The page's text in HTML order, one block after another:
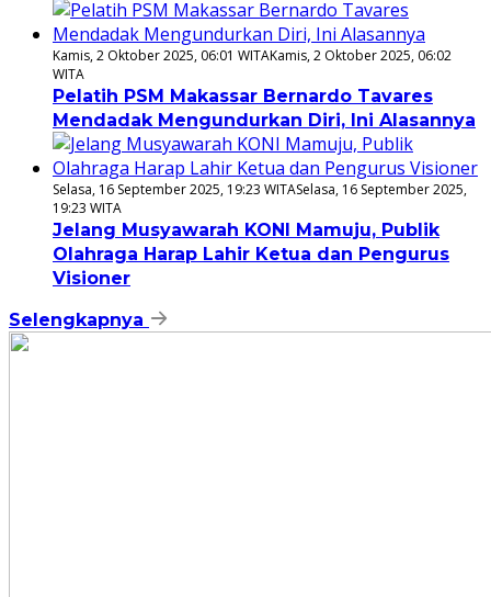
Kamis, 2 Oktober 2025, 06:01 WITAKamis, 2 Oktober 2025, 06:02
WITA
Pelatih PSM Makassar Bernardo Tavares
Mendadak Mengundurkan Diri, Ini Alasannya
Selasa, 16 September 2025, 19:23 WITASelasa, 16 September 2025,
19:23 WITA
Jelang Musyawarah KONI Mamuju, Publik
Olahraga Harap Lahir Ketua dan Pengurus
Visioner
Selengkapnya